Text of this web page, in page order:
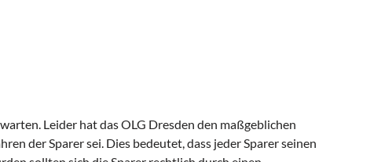
Leider hat das OLG Dresden den maßgeblichen
der Sparer sei. Dies bedeutet, dass jeder Sparer seinen